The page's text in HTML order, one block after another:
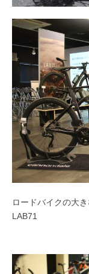
ロードバイクの大
LAB71